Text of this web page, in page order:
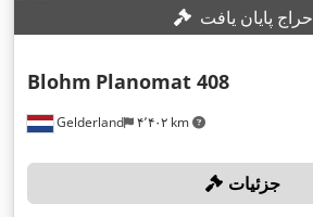
حراج پایان یافت
Gelderland ۴٬۴۰۲ km
Blohm Planomat 408
جزئیات